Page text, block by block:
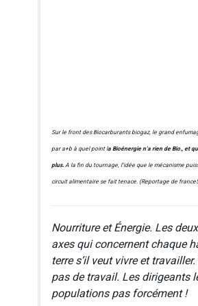
Sur le front des Biocarburants biogaz, le grand
par a+b à quel point laBioénergie n’a rien de Bio., et
plus.A la fin du tournage, l’idée que le mécanisme
circuit alimentaire se fait tenace. (Reportage de
Nourriture et Énergie. Les
axes qui concernent chaque
terre s’il veut vivre et
pas de travail. Les dirigeants
populations pas forcément !